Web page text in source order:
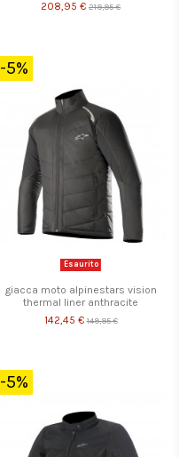
208,95 € 219,95 €
-5%
Esaurito
giacca moto alpinestars vision
thermal liner anthracite
142,45 € 149,95 €
-5%